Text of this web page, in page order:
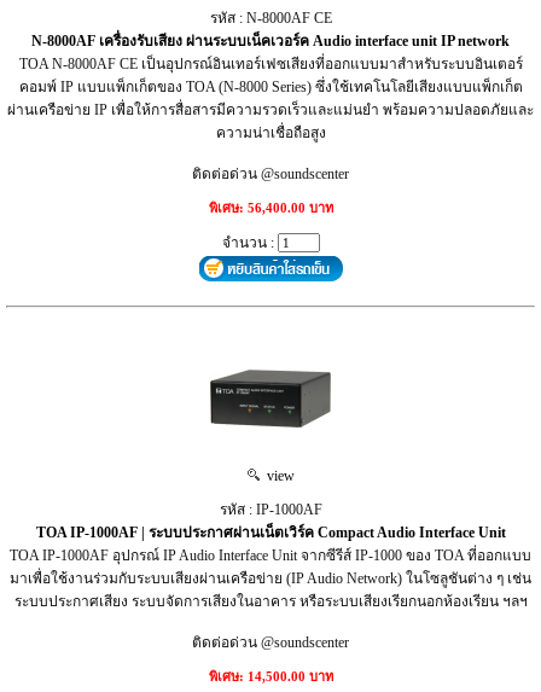
รหัส : N-8000AF CE
N-8000AF เครื่องรับเสียง ผ่านระบบเน็คเวอร์ค Audio interface unit IP network
TOA N-8000AF CE เป็นอุปกรณ์อินเทอร์เฟซเสียงที่ออกแบบมาสำหรับระบบอินเตอร์
คอมพ์ IP แบบแพ็กเก็ตของ TOA (N-8000 Series) ซึ่งใช้เทคโนโลยีเสียงแบบแพ็กเก็ต
ผ่านเครือข่าย IP เพื่อให้การสื่อสารมีความรวดเร็วและแม่นยำ พร้อมความปลอดภัยและ
ความน่าเชื่อถือสูง
ติดต่อด่วน @soundscenter
พิเศษ: 56,400.00 บาท
จำนวน :
view
รหัส : IP-1000AF
TOA IP-1000AF | ระบบประกาศผ่านเน็ตเวิร์ค Compact Audio Interface Unit
TOA IP-1000AF อุปกรณ์ IP Audio Interface Unit จากซีรีส์ IP-1000 ของ TOA ที่ออกแบบ
มาเพื่อใช้งานร่วมกับระบบเสียงผ่านเครือข่าย (IP Audio Network) ในโซลูชันต่าง ๆ เช่น
ระบบประกาศเสียง ระบบจัดการเสียงในอาคาร หรือระบบเสียงเรียกนอกห้องเรียน ฯลฯ
ติดต่อด่วน @soundscenter
พิเศษ: 14,500.00 บาท